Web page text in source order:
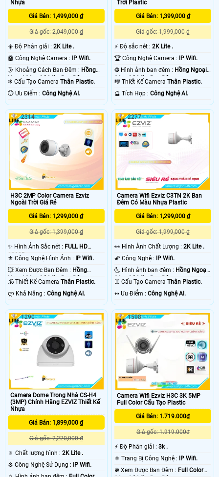
Nhựa
Giá Bán: 1,499,000 ₫
Giá gốc: 2,049,000 ₫
☀️ Độ Phân giải : 2K Lite .
🤖️ Công Nghệ Camera : IP Wifi.
🌛 Khoảng Cách Ban Đêm : Hồng
Ngoại 30m Có Màu Ban Ðêm.
❄ Cấu Tạo Camera Thân Plastic.
️💮 Ưu Điểm : Công Nghệ AI.
Trời Plastic
Giá Bán: 1,399,000 ₫
Giá gốc: 1,999,000 ₫
️⚡ Độ sắc nét :2K Lite .
🏆 Công Nghệ Camera : IP Wifi.
❂ Hình ảnh ban đêm : Hồng Ngoại
30m Có Màu Ban Ðêm.
🎼️ Thiết Kế CameraThân Plastic.
️🔮 Tích Hợp :Công Nghệ AI.
H3C 2MP Color Camera Ezviz
Ngoài Trời Giá Rẻ
Giá Bán: 1,299,000 ₫
Giá gốc: 1,399,000 ₫
✨ Hình Ảnh Sắc nét : FULL HD
1080P .
⚜️ Công Nghệ Hình Ảnh : IP Wifi.
💥 Xem Được Ban Đêm : Hồng
Ngoại 30m Có Màu Ban Ðêm.
🕉️ Thiết Kế Camera Thân Plastic.
️ლ Khả Năng : Công Nghệ AI.
2314
Camera Wifi Ezviz C3TN 2K Ban
Đêm Có Màu Nhựa Plastic
Giá Bán: 1,299,000 ₫
Giá gốc: 1,999,000 ₫
️👀 Hình Ành Chất Lượng :2K Lite .
🌠 Công Nghệ : IP Wifi.
🌜 Hình ảnh ban đêm : Hồng Ngoại
30m Có Màu Ban Ðêm.
♊ Cấu Tạo CameraThân Plastic.
️↭ Ưu Điểm :Công Nghệ AI.
2277
Camera Dome Trong Nhà CS-H4
(3MP) Chính Hãng EZVIZ Thiết Kế
Nhựa
Giá Bán: 1,899,000 ₫
Giá gốc: 2,220,000 ₫
🔅 Chất lượng hình : 2K Lite .
⚙ Công Nghệ Sử Dụng :
IP Wifi.
1290
Camera Wifi Ezviz H3C 3K 5MP
Full Color Cấu Tạo Plastic
Giá Bán: 1.719.000₫
Giá gốc: 1.919.000đ
️⚡ Độ Phân giải :3k .
⚛️ Trang Bị Công Nghệ :
IP Wifi.
❃ Xem Được Ban Đêm : Full Color
1598